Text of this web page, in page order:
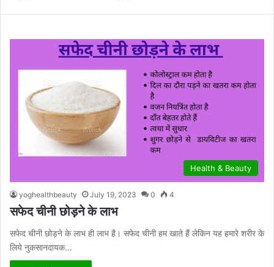
Health & Beauty
yoghealthbeauty July 19, 2023 0 4
सफेद चीनी छोड़ने के लाभ
सफेद चीनी छोड़ने के लाभ ही लाभ है। सफेद चीनी हम खाते हैं लेकिन यह हमारे शरीर के
लिये नुकसानदायक…